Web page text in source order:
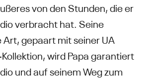
von den Stunden, die er
verbracht hat. Seine
gepaart mit seiner UA
wird Papa garantiert
und auf seinem Weg zum